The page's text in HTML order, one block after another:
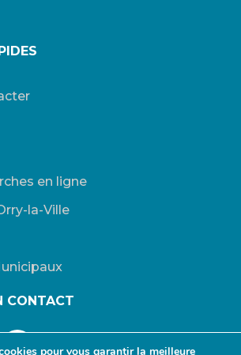
en ligne
la-Ville
CONTACT
pour vous garantir la meilleure